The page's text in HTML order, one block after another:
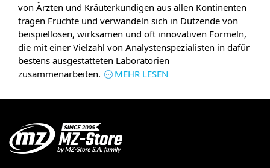
von Ärzten und Kräuterkundigen aus allen Kontinenten
tragen Früchte und verwandeln sich in Dutzende von
beispiellosen, wirksamen und oft innovativen Formeln,
die mit einer Vielzahl von Analystenspezialisten in dafür
bestens ausgestatteten Laboratorien
zusammenarbeiten.
MEHR LESEN